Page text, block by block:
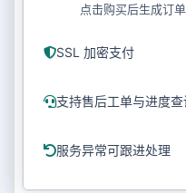
点击购买后生成订
SSL 加密支付
支持售后工单与进度查
服务异常可跟进处理